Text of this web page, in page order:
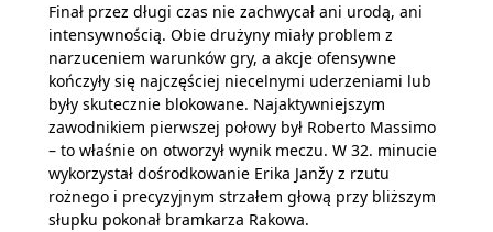
Finał przez długi czas nie zachwycał ani urodą, ani
intensywnością. Obie drużyny miały problem z
narzuceniem warunków gry, a akcje ofensywne
kończyły się najczęściej niecelnymi uderzeniami lub
były skutecznie blokowane. Najaktywniejszym
zawodnikiem pierwszej połowy był Roberto Massimo
– to właśnie on otworzył wynik meczu. W 32. minucie
wykorzystał dośrodkowanie Erika Janžy z rzutu
rożnego i precyzyjnym strzałem głową przy bliższym
słupku pokonał bramkarza Rakowa.